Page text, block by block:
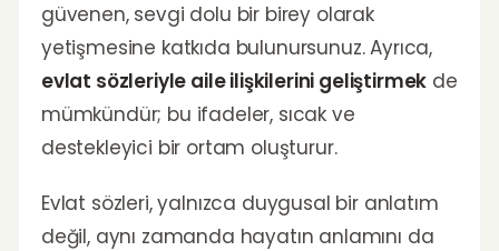
güvenen, sevgi dolu bir birey olarak
yetişmesine katkıda bulunursunuz. Ayrıca,
evlat sözleriyle aile ilişkilerini geliştirmek de
mümkündür; bu ifadeler, sıcak ve
destekleyici bir ortam oluşturur.
Evlat sözleri, yalnızca duygusal bir anlatım
değil, aynı zamanda hayatın anlamını da